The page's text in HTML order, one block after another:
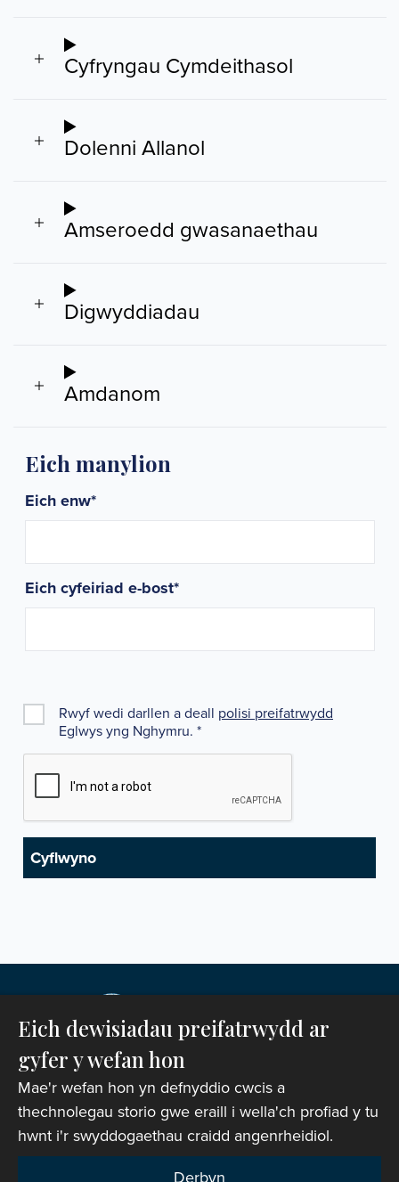
Cyfryngau Cymdeithasol
Dolenni Allanol
Amseroedd gwasanaethau
Digwyddiadau
Amdanom
Eich manylion
Eich enw*
Eich cyfeiriad e-bost*
Rwyf wedi darllen a deall polisi preifatrwydd
Eglwys yng Nghymru. *
Hawlfraint © 2007-2026 Corff Cynrychiolwyr yr
Eglwys yng Nghymru. Cedwir pob hawl.
Eich dewisiadau preifatrwydd ar
gyfer y wefan hon
Mae'r wefan hon yn defnyddio cwcis a
thechnolegau storio gwe eraill i wella'ch profiad y tu
hwnt i'r swyddogaethau craidd angenrheidiol.
Derbyn